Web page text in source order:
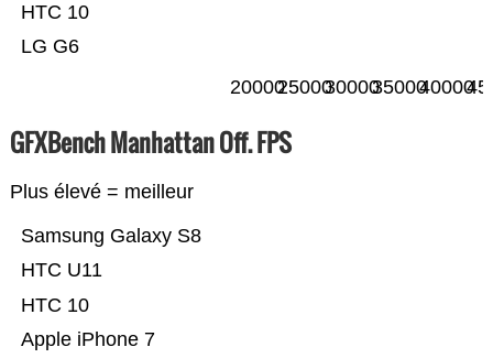
LG G6
HTC 10
2000025000300003500040000
GFXBench Manhattan Off. FPS
Plus élevé = meilleur
Apple iPhone 7
HTC 10
HTC U11
Samsung Galaxy S8